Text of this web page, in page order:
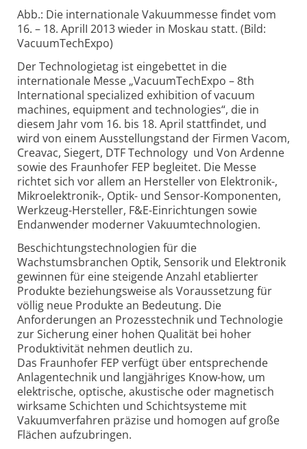
Abb.: Die internationale Vakuummesse findet vom
16. – 18. AprilI 2013 wieder in Moskau statt. (Bild:
VacuumTechExpo)
Der Technologietag ist eingebettet in die
internationale Messe „VacuumTechExpo – 8th
International specialized exhibition of vacuum
machines, equipment and technologies“, die in
diesem Jahr vom 16. bis 18. April stattfindet, und
wird von einem Ausstellungstand der Firmen Vacom,
Creavac, Siegert, DTF Technology und Von Ardenne
sowie des Fraunhofer FEP begleitet. Die Messe
richtet sich vor allem an Hersteller von Elektronik-,
Mikroelektronik-, Optik- und Sensor-Komponenten,
Werkzeug-Hersteller, F&E-Einrichtungen sowie
Endanwender moderner Vakuumtechnologien.
Beschichtungstechnologien für die
Wachstumsbranchen Optik, Sensorik und Elektronik
gewinnen für eine steigende Anzahl etablierter
Produkte beziehungsweise als Voraussetzung für
völlig neue Produkte an Bedeutung. Die
Anforderungen an Prozesstechnik und Technologie
zur Sicherung einer hohen Qualität bei hoher
Produktivität nehmen deutlich zu.
Das Fraunhofer FEP verfügt über entsprechende
Anlagentechnik und langjähriges Know-how, um
elektrische, optische, akustische oder magnetisch
wirksame Schichten und Schichtsysteme mit
Vakuumverfahren präzise und homogen auf große
Flächen aufzubringen.